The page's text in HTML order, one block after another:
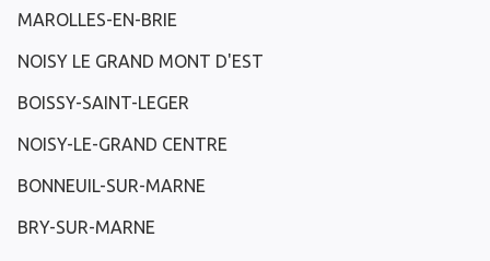
MAROLLES-EN-BRIE
NOISY LE GRAND MONT D'EST
BOISSY-SAINT-LEGER
NOISY-LE-GRAND CENTRE
BONNEUIL-SUR-MARNE
BRY-SUR-MARNE